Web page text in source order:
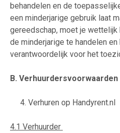
behandelen en de
een minderjarige gebruik laat
gereedschap, moet je
de minderjarige te handelen
verantwoordelijk voor het
B. Verhuurdersvoorwaarden
4. Verhuren op Handyrent.nl
4.1 Verhuurder